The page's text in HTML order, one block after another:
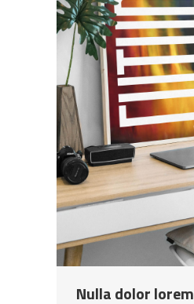
Nulla dolor lorem